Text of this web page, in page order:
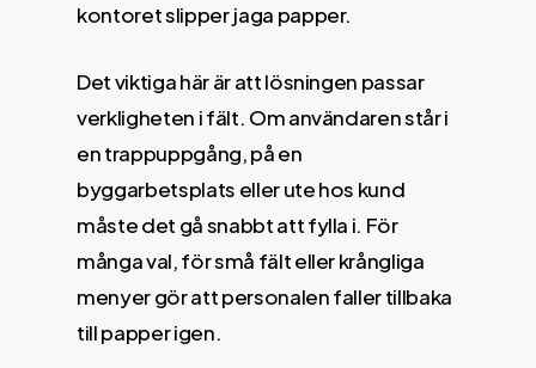
kontoret slipper jaga papper.
Det viktiga här är att lösningen passar
verkligheten i fält. Om användaren står i
en trappuppgång, på en
byggarbetsplats eller ute hos kund
måste det gå snabbt att fylla i. För
många val, för små fält eller krångliga
menyer gör att personalen faller tillbaka
till papper igen.